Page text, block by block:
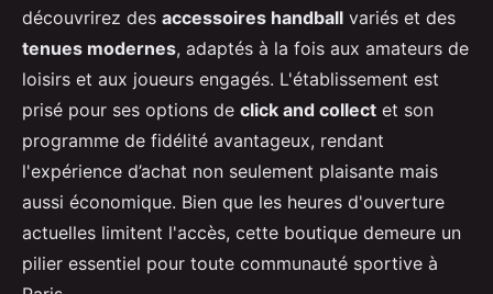
découvrirez des accessoires handball variés et des
tenues modernes, adaptés à la fois aux amateurs de
loisirs et aux joueurs engagés. L'établissement est
prisé pour ses options de click and collect et son
programme de fidélité avantageux, rendant
l'expérience d’achat non seulement plaisante mais
aussi économique. Bien que les heures d'ouverture
actuelles limitent l'accès, cette boutique demeure un
pilier essentiel pour toute communauté sportive à